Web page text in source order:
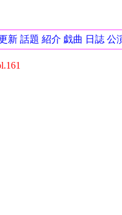
新 話題 紹介 戯曲 日誌 公